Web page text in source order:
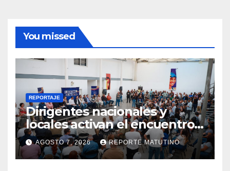
You missed
REPORTAJE
Dirigentes nacionales y
locales activan el encuentro
«Repensando a Venezuela»
para impulsar propuestas
desde las comunidades
AGOSTO 7, 2026 REPORTE MATUTINO